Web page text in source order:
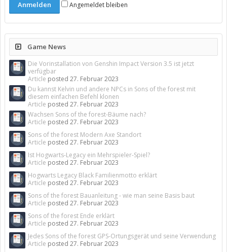
Angemeldet bleiben
Game News
Die Vorinstallation von Genshin Impact Version 3.5 ist jetzt
verfügbar
Article posted 27. Februar 2023
Du kannst Kelvin und andere NPCs in Sons of the forest mit
diesem einfachen Befehl klonen
Article posted 27. Februar 2023
Wachsen Sons of the forest-Bäume nach?
Article posted 27. Februar 2023
Sons of the forest Modern Axe Standort
Article posted 27. Februar 2023
Ist Hogwarts-Legacy ein Mehrspieler-Spiel?
Article posted 27. Februar 2023
Hogwarts Legacy Black Familienmotto erklärt
Article posted 27. Februar 2023
Sons of the forest Bauanleitung - wie man seine Basis baut
Article posted 27. Februar 2023
Sons of the forest Ende erklärt
Article posted 27. Februar 2023
Jedes Sons of the forest GPS-Ortungsgerät und seine Verwendung
Article posted 27. Februar 2023